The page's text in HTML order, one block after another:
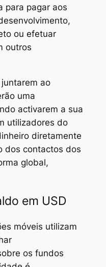
para pagar aos
ou efetuar
outros
ao
uma
activarem a sua
utilizadores do
diretamente
dos contactos dos
global,
em USD
móveis utilizam
os fundos